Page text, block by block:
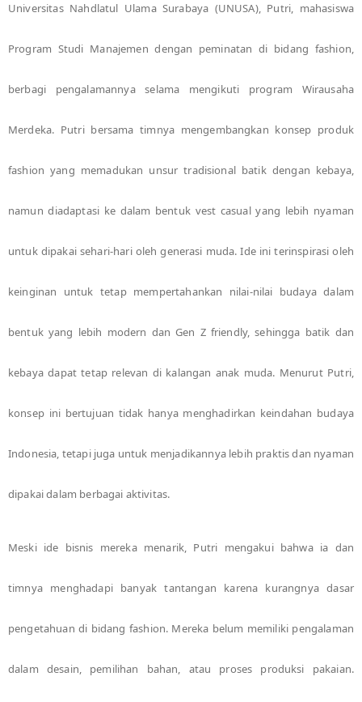
Universitas Nahdlatul Ulama Surabaya (UNUSA), Putri, mahasiswa
Program Studi Manajemen dengan peminatan di bidang fashion,
berbagi pengalamannya selama mengikuti program Wirausaha
Merdeka. Putri bersama timnya mengembangkan konsep produk
fashion yang memadukan unsur tradisional batik dengan kebaya,
namun diadaptasi ke dalam bentuk vest casual yang lebih nyaman
untuk dipakai sehari-hari oleh generasi muda. Ide ini terinspirasi oleh
keinginan untuk tetap mempertahankan nilai-nilai budaya dalam
bentuk yang lebih modern dan Gen Z friendly, sehingga batik dan
kebaya dapat tetap relevan di kalangan anak muda. Menurut Putri,
konsep ini bertujuan tidak hanya menghadirkan keindahan budaya
Indonesia, tetapi juga untuk menjadikannya lebih praktis dan nyaman
dipakai dalam berbagai aktivitas.
Meski ide bisnis mereka menarik, Putri mengakui bahwa ia dan
timnya menghadapi banyak tantangan karena kurangnya dasar
pengetahuan di bidang fashion. Mereka belum memiliki pengalaman
dalam desain, pemilihan bahan, atau proses produksi pakaian.